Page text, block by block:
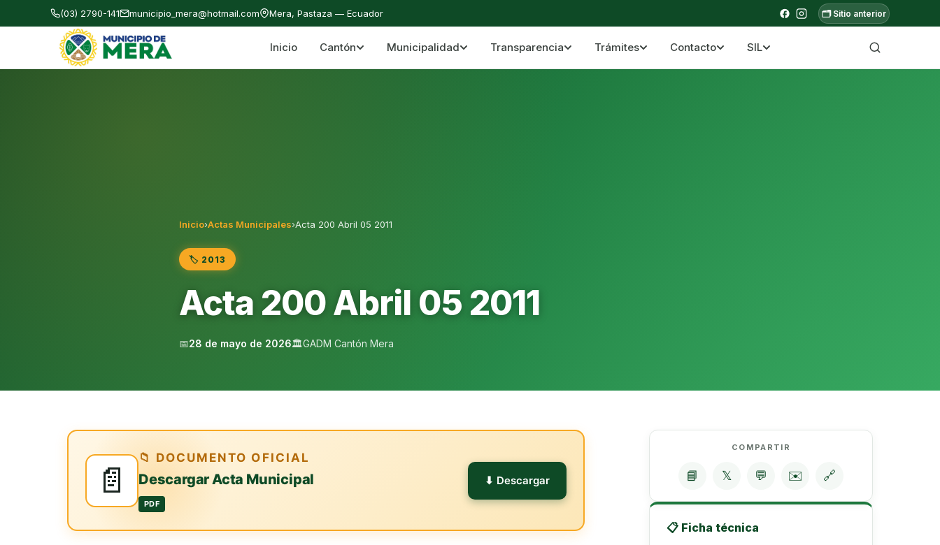
(03) 2790-141 municipio_mera@hotmail.com Mera, Pastaza — Ecuador 🗂️ Sitio anterior
Gobierno Autónomo Descentralizado Municipal del Cantón Mera Cantón Mera · Pastaza · Llanganates y Amazonía ecuatoriana
Inicio Cantón Municipalidad Transparencia Trámites Contacto SIL
Inicio›Actas Municipales›Acta 200 Abril 05 2011
🏷️ 2013
Acta 200 Abril 05 2011
📅28 de mayo de 2026🏛️GADM Cantón Mera
📄
📁 DOCUMENTO OFICIAL
Descargar Acta Municipal
PDF
⬇ Descargar
COMPARTIR
📘 𝕏 💬 ✉️ 🔗
📋 Ficha técnica